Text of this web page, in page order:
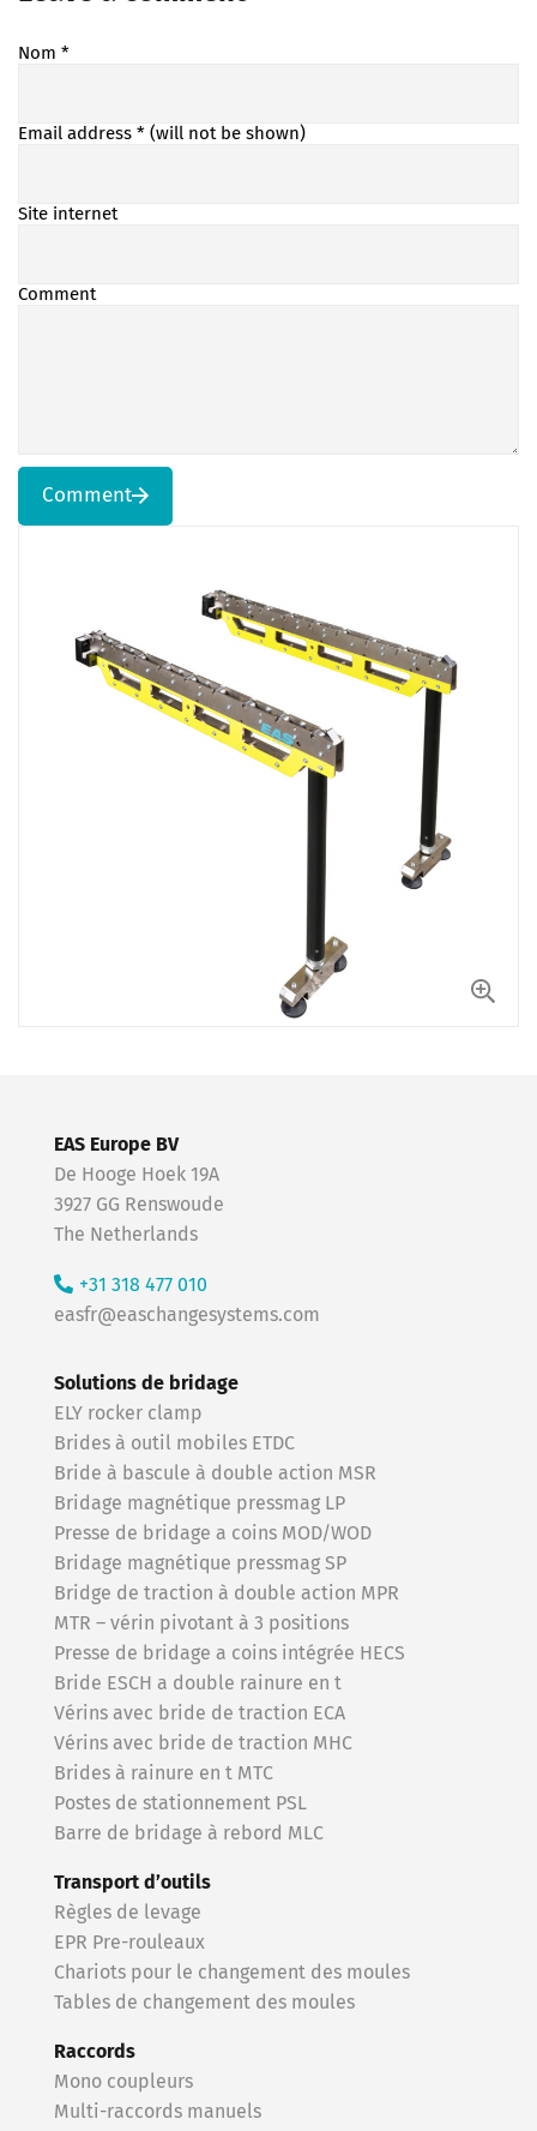
Nom *
Email address * (will not be shown)
Site internet
Comment
Comment
Solutions de bridage
ELY rocker clamp
Brides à outil mobiles ETDC
Bride à bascule à double action MSR
Bridage magnétique pressmag LP
Presse de bridage a coins MOD/WOD
Bridage magnétique pressmag SP
Bridge de traction à double action MPR
MTR – vérin pivotant à 3 positions
Presse de bridage a coins intégrée HECS
Bride ESCH a double rainure en t
Vérins avec bride de traction ECA
Vérins avec bride de traction MHC
Brides à rainure en t MTC
Postes de stationnement PSL
Barre de bridage à rebord MLC
Transport d’outils
Règles de levage
EPR Pre-rouleaux
Chariots pour le changement des moules
Tables de changement des moules
Raccords
Mono coupleurs
Multi-raccords manuels
EAS Europe BV
De Hooge Hoek 19A
3927 GG Renswoude
The Netherlands
+31 318 477 010
easfr@easchangesystems.com